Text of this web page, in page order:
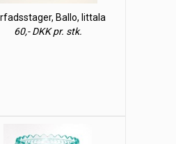
Ballo, Iittala
60,- DKK pr. stk.